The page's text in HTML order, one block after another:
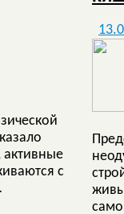
активные
с